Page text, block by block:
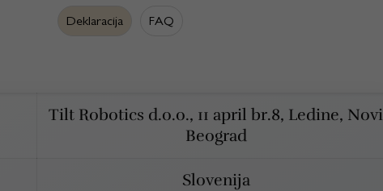
Deklaracija FAQ
Tilt Robotics d.o.o., 11 april br.8, Ledine, Novi
Beograd
Slovenija